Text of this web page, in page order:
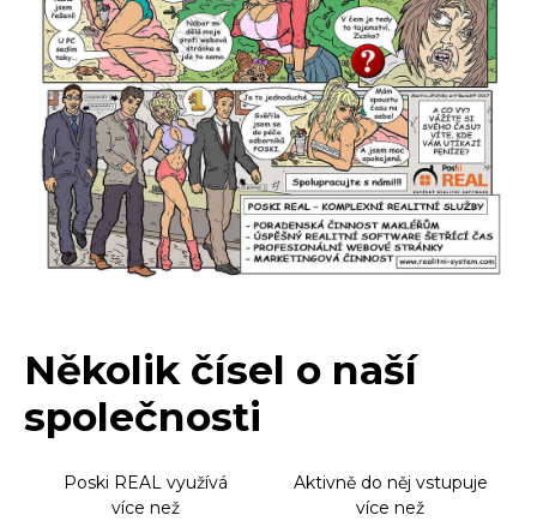
Několik čísel o naší
společnosti
Poski REAL využívá
více než
Aktivně do něj vstupuje
více než